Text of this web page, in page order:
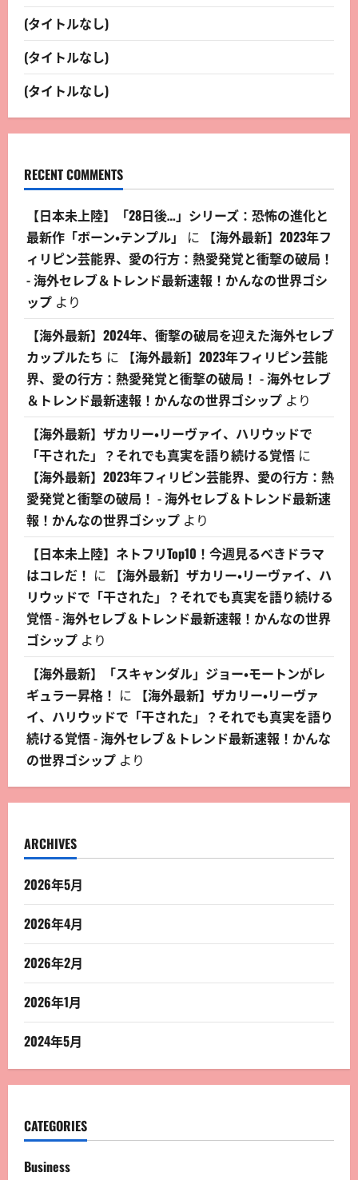
(タイトルなし)
(タイトルなし)
(タイトルなし)
RECENT COMMENTS
【日本未上陸】「28日後…」シリーズ：恐怖の進化と
最新作「ボーン・テンプル」
に
【海外最新】2023年フ
ィリピン芸能界、愛の行方：熱愛発覚と衝撃の破局！
- 海外セレブ＆トレンド最新速報！かんなの世界ゴシ
ップ より
【海外最新】2024年、衝撃の破局を迎えた海外セレブ
カップルたち に
【海外最新】2023年フィリピン芸能
界、愛の行方：熱愛発覚と衝撃の破局！ - 海外セレブ
＆トレンド最新速報！かんなの世界ゴシップ より
【海外最新】ザカリー・リーヴァイ、ハリウッドで
「干された」？それでも真実を語り続ける覚悟 に
【海外最新】2023年フィリピン芸能界、愛の行方：熱
愛発覚と衝撃の破局！ - 海外セレブ＆トレンド最新速
報！かんなの世界ゴシップ より
【日本未上陸】ネトフリTop10！今週見るべきドラマ
はコレだ！ に
【海外最新】ザカリー・リーヴァイ、ハ
リウッドで「干された」？それでも真実を語り続ける
覚悟 - 海外セレブ＆トレンド最新速報！かんなの世界
ゴシップ より
【海外最新】「スキャンダル」ジョー・モートンがレ
ギュラー昇格！ に
【海外最新】ザカリー・リーヴァ
イ、ハリウッドで「干された」？それでも真実を語り
続ける覚悟 - 海外セレブ＆トレンド最新速報！かんな
の世界ゴシップ より
ARCHIVES
2026年5月
2026年4月
2026年2月
2026年1月
2024年5月
CATEGORIES
Business